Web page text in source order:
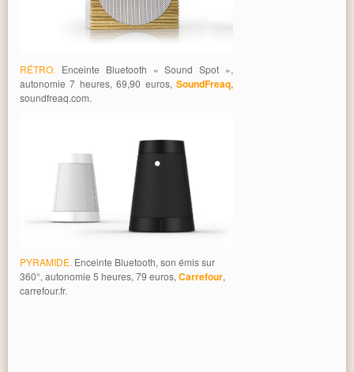
RÉTRO. Enceinte Bluetooth « Sound Spot »,
autonomie 7 heures, 69,90 euros,SoundFreaq,
soundfreaq.com.
PYRAMIDE. Enceinte Bluetooth, son émis sur
360°, autonomie 5 heures, 79 euros, Carrefour,
carrefour.fr.